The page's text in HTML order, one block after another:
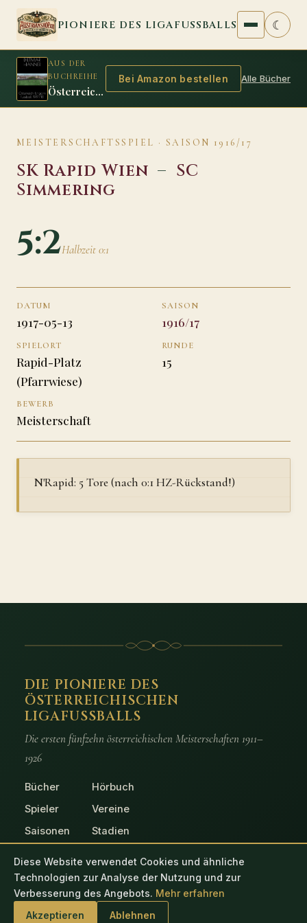
Zum Inhalt springen
PIONIERE DES LIGAFUSSBALLS ☾
AUS DER
BUCHREIHE
Österreich Ungarn Fussball 1917/18
Bei Amazon bestellen Alle Bücher
MEISTERSCHAFTSSPIEL · SAISON 1916/17
SK Rapid Wien – SC
Simmering
5:2Halbzeit 0:1
DATUM
1917-05-13
SAISON
1916/17
SPIELORT
Rapid-Platz
(Pfarrwiese)
RUNDE
15
BEWERB
Meisterschaft
N'Rapid: 5 Tore (nach 0:1 HZ-Rückstand!)
DIE PIONIERE DES
ÖSTERREICHISCHEN
LIGAFUSSBALLS
Die ersten fünfzehn österreichischen Meisterschaften 1911–
1926
Bücher
Hörbuch
Spieler
Vereine
Saisonen
Stadien
© 2026 Die Pioniere des österreichischen Ligafussballs
Impressum
Diese Website verwendet Cookies und ähnliche
Technologien zur Analyse der Nutzung und zur
Verbesserung des Angebots. Mehr erfahren
Akzeptieren
Ablehnen